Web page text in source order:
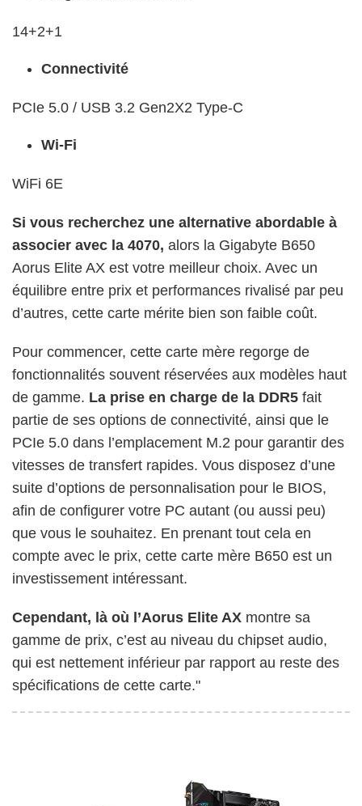
14+2+1
Connectivité
PCIe 5.0 / USB 3.2 Gen2X2 Type-C
Wi-Fi
WiFi 6E
Si vous recherchez une alternative abordable à
associer avec la 4070, alors la Gigabyte B650
Aorus Elite AX est votre meilleur choix. Avec un
équilibre entre prix et performances rivalisé par peu
d’autres, cette carte mérite bien son faible coût.
Pour commencer, cette carte mère regorge de
fonctionnalités souvent réservées aux modèles haut
de gamme. La prise en charge de la DDR5 fait
partie de ses options de connectivité, ainsi que le
PCIe 5.0 dans l’emplacement M.2 pour garantir des
vitesses de transfert rapides. Vous disposez d’une
suite d’options de personnalisation pour le BIOS,
afin de configurer votre PC autant (ou aussi peu)
que vous le souhaitez. En prenant tout cela en
compte avec le prix, cette carte mère B650 est un
investissement intéressant.
Cependant, là où l’Aorus Elite AX montre sa
gamme de prix, c’est au niveau du chipset audio,
qui est nettement inférieur par rapport au reste des
spécifications de cette carte."